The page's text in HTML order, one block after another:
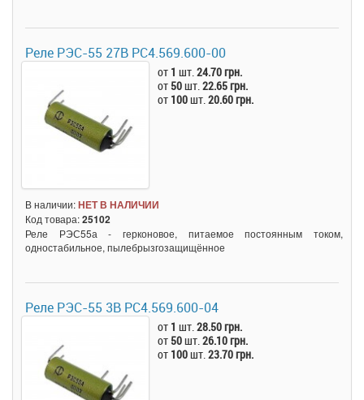
Реле РЭС-55 27В РС4.569.600-00
от 1 шт.24.70 грн.
от 50шт.22.65 грн.
от 100шт.20.60 грн.
В наличии:НЕТ В НАЛИЧИИ
Код товара:25102
Реле РЭС55а - герконовое, питаемое постоянным током,
одностабильное, пылебрызгозащищённое
Реле РЭС-55 3В РС4.569.600-04
от 1 шт.28.50 грн.
от 50шт.26.10 грн.
от 100шт.23.70 грн.